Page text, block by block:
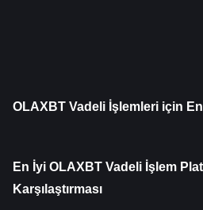
OLAXBT Vadeli İşlemleri için
En İyi OLAXBT Vadeli İşlem
Karşılaştırması